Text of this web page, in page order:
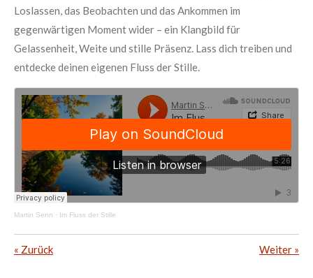
Loslassen, das Beobachten und das Ankommen im
gegenwärtigen Moment wider – ein Klangbild für
Gelassenheit, Weite und stille Präsenz. Lass dich treiben und
entdecke deinen eigenen Fluss der Stille.
Martin Senn · Im Fluss der Stille
« Zurück Weiter »